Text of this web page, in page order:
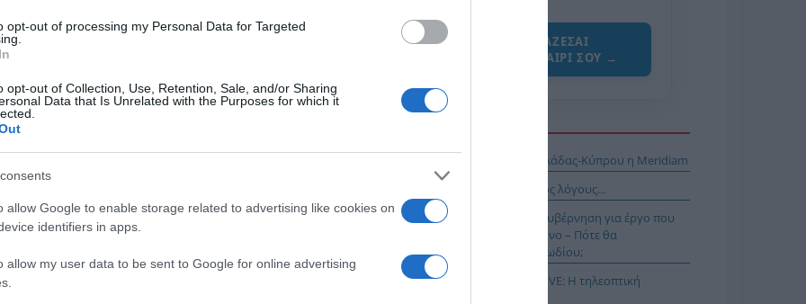
opt-out of processing my Personal Data for Targeted
opt-out of Collection, Use, Retention, Sale, and/or Sharing
Data that Is Unrelated with the Purposes for which it
allow Google to enable storage related to advertising like cookies on
identifiers in apps.
allow my user data to be sent to Google for online advertising
μία αναπάντεχη καταστροφή και η Κυβέλη θα κάνει τα πάντα
ένοχο μυστικό του Ρήγα, ο οποίος παραμένει ο απόλυτος
ισχυρά διλήμματα. Ο Χατζημήτρος εισβάλλει στον μαχαλά με
καλά κρυμμένο μυστικό.
την περιμένει μία μεγάλη έκπληξη.
τις ζωές των ηρώων.
ΌΣΑ ΧΡΕΙΆΖΕΣΑΙ
ΓΙΑ ΤΟ ΚΑΛΟΚΑΊΡΙ ΣΟΥ →
GSI: Στο έργο διασύνδεσης Ελλάδας-Κύπρου η Meridiam
Ξύπνησαν, αλλά για τους λάθος λόγους…
ΕΛ.Α.Σ Να μην πανηγυρίζει η κυβέρνηση για έργο που
έχει παγώσει εδώ και έναν χρόνο – Πότε θα
ολοκληρωθεί το έργο του καλωδίου;
Παναθηναϊκός – ΤΣΣΚΑ 1948 LIVE: Η τηλεοπτική